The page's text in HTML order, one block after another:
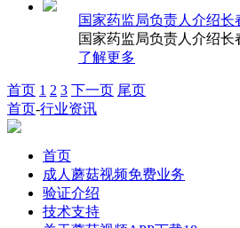
国家药监局负责人介绍长
国家药监局负责人介绍长春
了解更多
首页 1 2 3 下一页 尾页
首页-行业资讯
首页
成人蘑菇视频免费业务
验证介绍
技术支持